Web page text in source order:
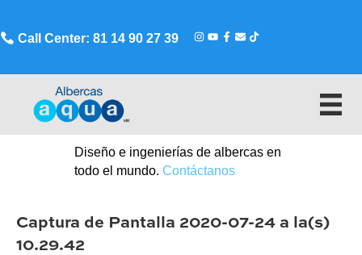
Call Center: 81 14 90 27 39
Diseño e ingenierías de albercas en
todo el mundo. Contáctanos
Captura de Pantalla 2020-07-24 a la(s)
10.29.42